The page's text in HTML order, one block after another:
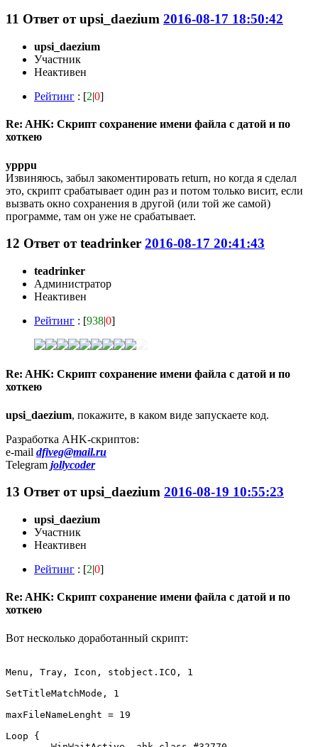
11 Ответ отupsi_daezium 2016-08-17 18:50:42
upsi_daezium
Участник
Неактивен
Рейтинг : [2|0]
Re: AHK: Скрипт сохранение имени файла с датой и по
хоткею
ypppu
Извиняюсь, забыл закоментировать return, но когда я сделал
это, скрипт срабатывает один раз и потом только висит, если
вызвать окно сохранения в другой (или той же самой)
программе, там он уже не срабатывает.
12 Ответ отteadrinker 2016-08-17 20:41:43
teadrinker
Администратор
Неактивен
Рейтинг : [938|0]
Re: AHK: Скрипт сохранение имени файла с датой и по
хоткею
upsi_daezium, покажите, в каком виде запускаете код.
Разработка AHK-скриптов:
e-mail dfiveg@mail.ru
Telegram jollycoder
13 Ответ отupsi_daezium 2016-08-19 10:55:23
upsi_daezium
Участник
Неактивен
Рейтинг : [2|0]
Re: AHK: Скрипт сохранение имени файла с датой и по
хоткею
Вот несколько доработанный скрипт:
Menu, Tray, Icon, stobject.ICO, 1
SetTitleMatchMode, 1
maxFileNameLenght = 19
Loop {